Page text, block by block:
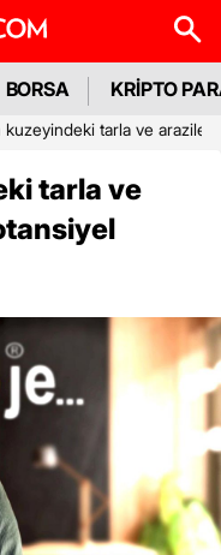
BORSA KRİPTO
tarla ve araziler
tarla ve